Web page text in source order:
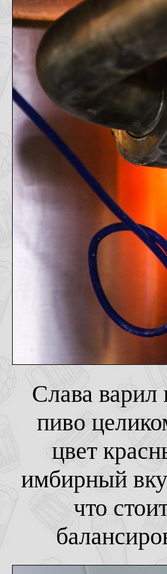
Слава варил
пиво
цвет
имбирный
что